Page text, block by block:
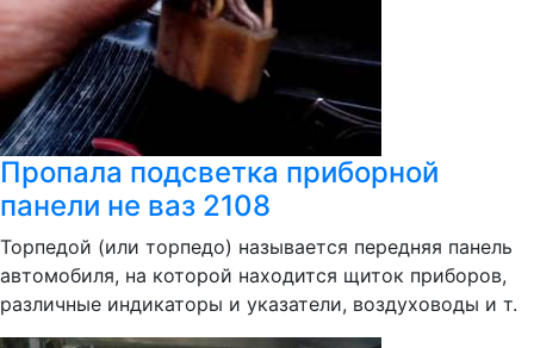
Пропала подсветка приборной
панели не ваз 2108
Торпедой (или торпедо) называется передняя панель
автомобиля, на которой находится щиток приборов,
различные индикаторы и указатели, воздуховоды и т.